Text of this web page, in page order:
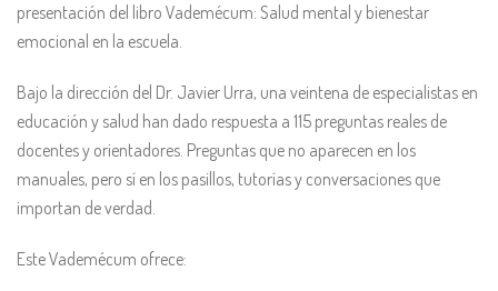
presentación del libro Vademécum: Salud mental y bienestar
emocional en la escuela.
Bajo la dirección del Dr. Javier Urra, una veintena de especialistas en
educación y salud han dado respuesta a 115 preguntas reales de
docentes y orientadores. Preguntas que no aparecen en los
manuales, pero sí en los pasillos, tutorías y conversaciones que
importan de verdad.
Este Vademécum ofrece: